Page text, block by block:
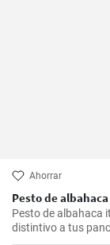
Ahorrar
Pesto de albahaca
Pesto de albahaca
distintivo a tus